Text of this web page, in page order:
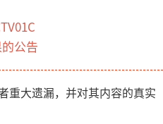
公告
重大遗漏，并对其内容的真实